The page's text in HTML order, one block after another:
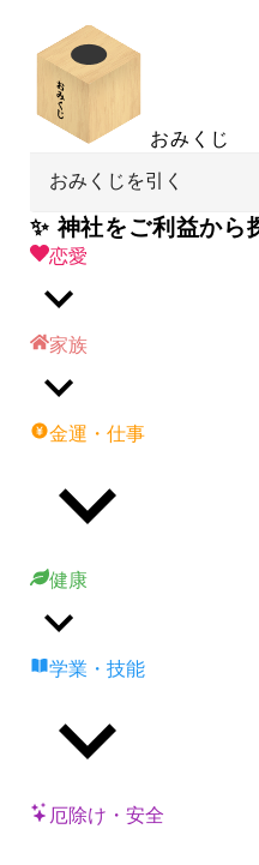
おみくじ
おみくじを引く
✨ 神社をご利益から
恋愛
家族
金運・仕事
健康
学業・技能
厄除け・安全